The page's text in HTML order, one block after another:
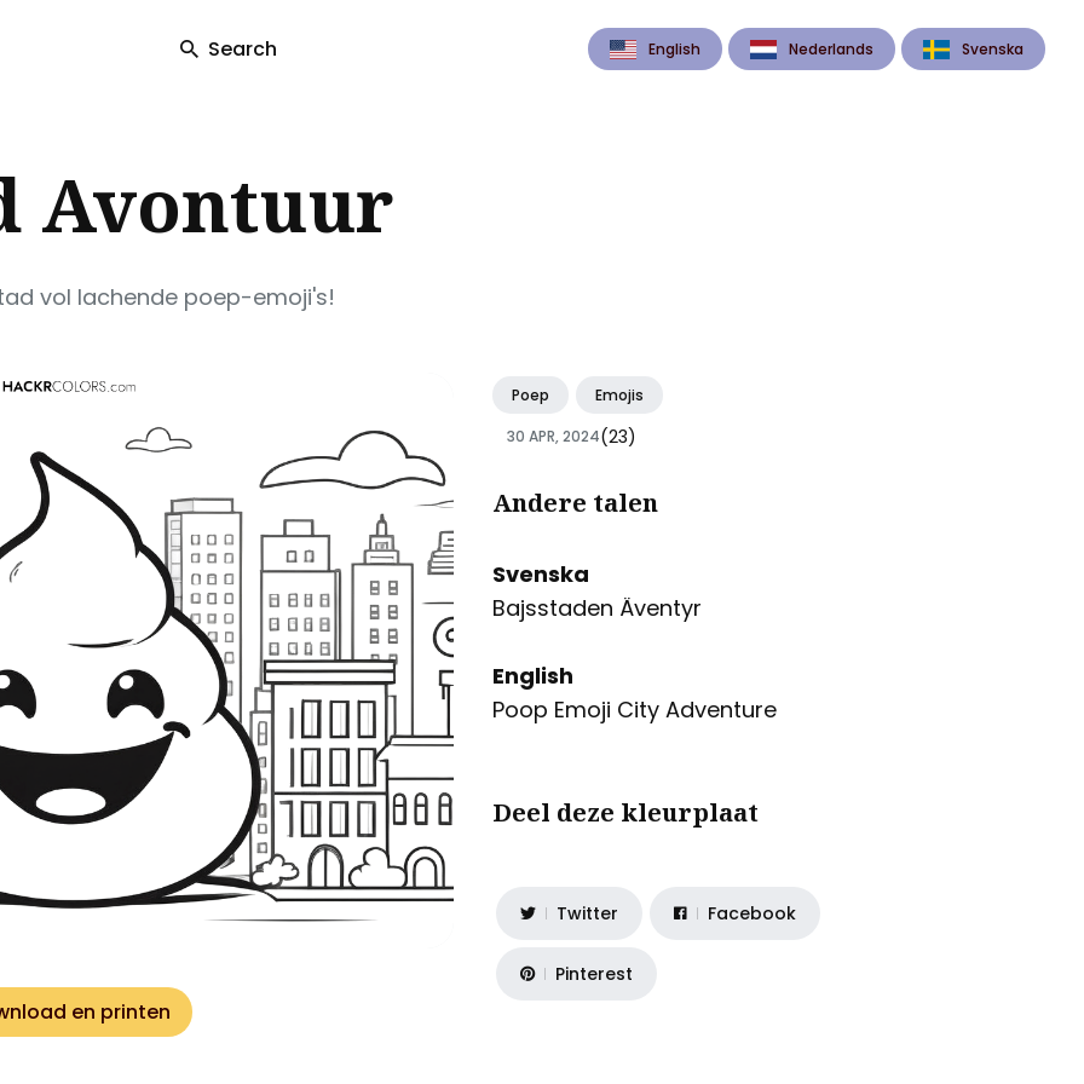
Search English Nederlands Svenska
Avontuur
vol lachende poep-emoji's!
en printen
Poep Emojis
30 APR, 2024(23)
Andere talen
Svenska
Bajsstaden Äventyr
English
Poop Emoji City Adventure
Deel deze kleurplaat
Twitter Facebook
Pinterest